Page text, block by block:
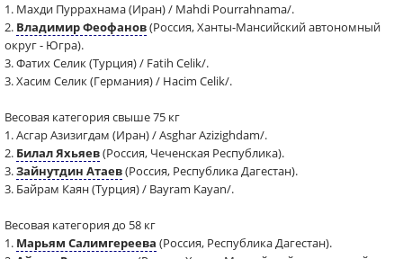
1. Махди Пуррахнама (Иран) / Mahdi Pourrahnama/.
2. Владимир Феофанов(Россия, Ханты-Мансийский автономный
округ - Югра).
3. Фатих Селик (Турция) / Fatih Celik/.
3. Хасим Селик (Германия) / Hacim Celik/.
Весовая категория свыше 75 кг
1. Асгар Азизигдам (Иран) / Asghar Azizighdam/.
2. Билал Яхьяев(Россия, Чеченская Республика).
3.Зайнутдин Атаев(Россия, Республика Дагестан).
3. Байрам Каян (Турция) / Bayram Kayan/.
Весовая категория до 58 кг
1. Марьям Салимгереева (Россия, Республика Дагестан).